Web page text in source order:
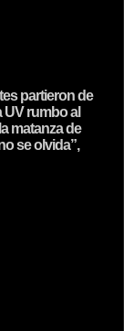
partieron de
UV rumbo al
matanza de
se olvida”,